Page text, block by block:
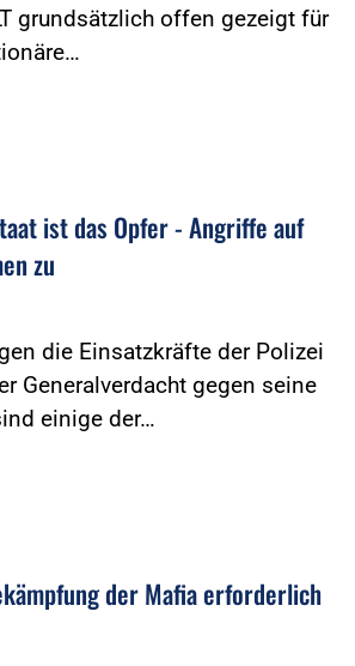
grundsätzlich offen gezeigt für
ist das Opfer - Angriffe auf
zu
die Einsatzkräfte der Polizei
Generalverdacht gegen seine
einige der…
der Mafia erforderlich